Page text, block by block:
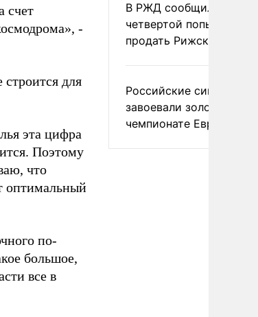
счет
-
для
эта цифра
Поэтому
что
оптимальный
по-
большое,
все в
В РЖД сообщили о
четвертой попытке
продать Рижский
Российские
завоевали золото на
чемпионате Европы